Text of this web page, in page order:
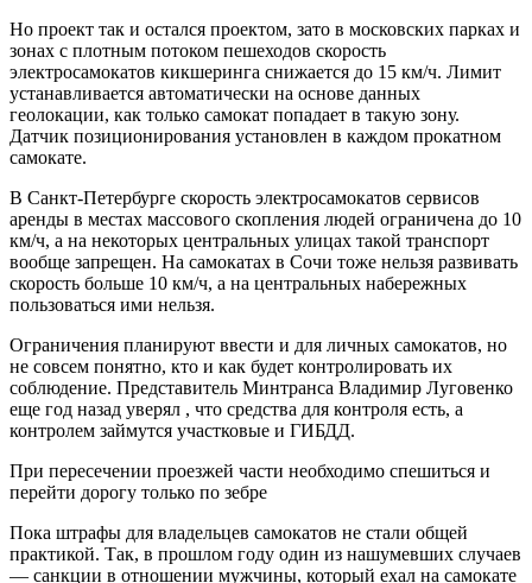
Но проект так и остался проектом, зато в московских парках и
зонах с плотным потоком пешеходов скорость
электросамокатов кикшеринга снижается до 15 км/ч. Лимит
устанавливается автоматически на основе данных
геолокации, как только самокат попадает в такую зону.
Датчик позиционирования установлен в каждом прокатном
самокате.
В Санкт-Петербурге скорость электросамокатов сервисов
аренды в местах массового скопления людей ограничена до 10
км/ч, а на некоторых центральных улицах такой транспорт
вообще запрещен. На самокатах в Сочи тоже нельзя развивать
скорость больше 10 км/ч, а на центральных набережных
пользоваться ими нельзя.
Ограничения планируют ввести и для личных самокатов, но
не совсем понятно, кто и как будет контролировать их
соблюдение. Представитель Минтранса Владимир Луговенко
еще год назад уверял , что средства для контроля есть, а
контролем займутся участковые и ГИБДД.
При пересечении проезжей части необходимо спешиться и
перейти дорогу только по зебре
Пока штрафы для владельцев самокатов не стали общей
практикой. Так, в прошлом году один из нашумевших случаев
— санкции в отношении мужчины, который ехал на самокате